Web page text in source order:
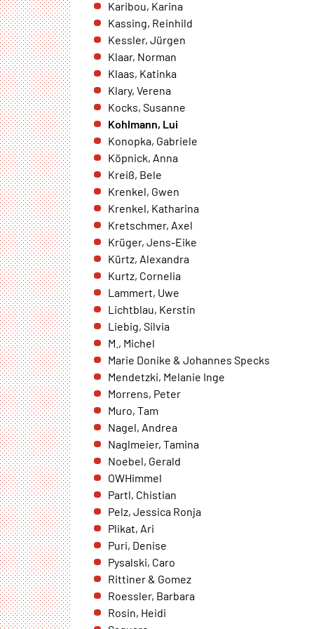
Karibou, Karina
Kassing, Reinhild
Kessler, Jürgen
Klaar, Norman
Klaas, Katinka
Klary, Verena
Kocks, Susanne
Kohlmann, Lui
Konopka, Gabriele
Köpnick, Anna
Kreiß, Bele
Krenkel, Gwen
Krenkel, Katharina
Kretschmer, Axel
Krüger, Jens-Eike
Kürtz, Alexandra
Kurtz, Cornelia
Lammert, Uwe
Lichtblau, Kerstin
Liebig, Silvia
M., Michel
Marie Donike & Johannes Specks
Mendetzki, Melanie Inge
Morrens, Peter
Muro, Tam
Nagel, Andrea
Naglmeier, Tamina
Noebel, Gerald
OWHimmel
Partl, Chistian
Pelz, Jessica Ronja
Plikat, Ari
Puri, Denise
Pysalski, Caro
Rittiner & Gomez
Roessler, Barbara
Rosin, Heidi
Barrow Street Dublin 4 Irland
Zweck:
Erkennung von Spam und Schutz
vor Missbrauch im
Spendenformular, Abwicklung der
Spende mit HelpDirect.
Cookie
Laufzeit:
Je nach Cookie 6 Monate bis 2
Jahre
NEWSLETTERANMELDUNG
Warum bitten wir darum für die
Newsletteranmeldung Daten übertragen zu dürfen?
Es werden Daten an Sendinblue übertragen. Da das
Formular von Sendinblue zur Verfügung gestellt wird,
werden die Daten des Formulars an Sendinblue
übertragen.
Sendinblue
Name:
__cfruid
Anbieter:
Sendinblue GmbH, Köpenicker
Straße 126, 10179 Berlin
Zweck:
Einbindung der
Newsletteranmeldung.
Cookie
Laufzeit:
Dauer der Sitzung
EXTERNE MEDIEN